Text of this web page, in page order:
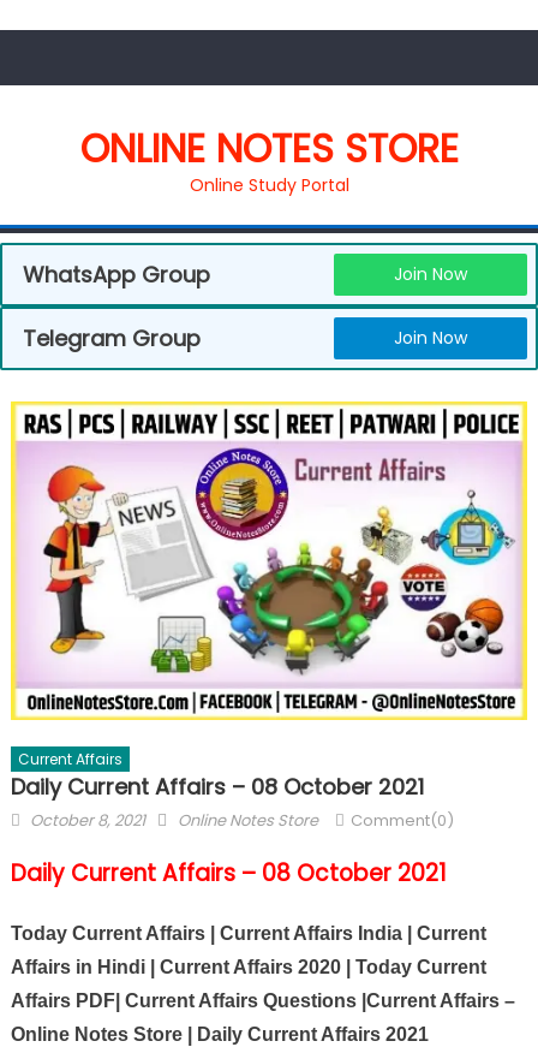
ONLINE NOTES STORE
Online Study Portal
WhatsApp Group Join Now
Telegram Group Join Now
Current Affairs
Daily Current Affairs – 08 October 2021
October 8, 2021 Online Notes Store Comment(0)
Daily Current Affairs – 08 October 2021
Today Current Affairs | Current Affairs India | Current
Affairs in Hindi | Current Affairs 2020 | Today Current
Affairs PDF| Current Affairs Questions |Current Affairs –
Online Notes Store | Daily Current Affairs 2021